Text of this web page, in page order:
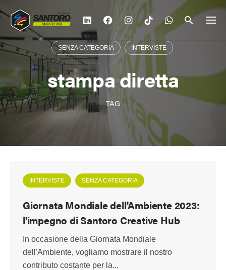
al
contenuto
SENZA CATEGORIA INTERVISTE
stampa diretta
TAG
INTERVISTE SENZA CATEGORIA
Giornata Mondiale dell'Ambiente 2023:
l'impegno di Santoro Creative Hub
In occasione della Giornata Mondiale
dell'Ambiente, vogliamo mostrare il nostro
contributo costante per la...